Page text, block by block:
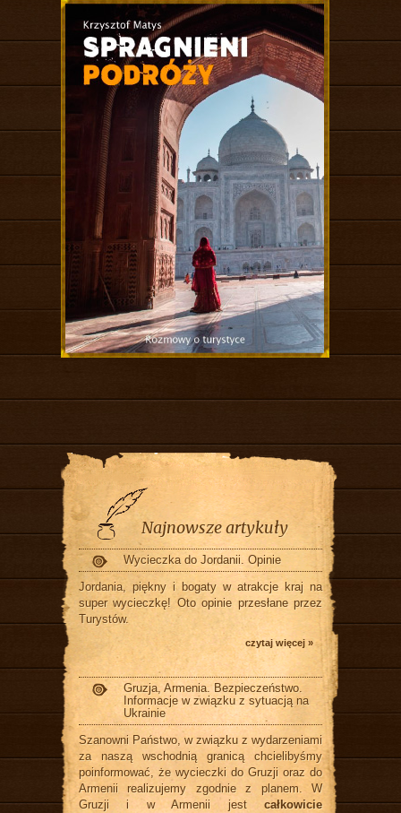
Najnowsze artykuły
Wycieczka do Jordanii. Opinie
Jordania, piękny i bogaty w atrakcje kraj na
super wycieczkę! Oto opinie przesłane przez
Turystów.
czytaj więcej »
Gruzja, Armenia. Bezpieczeństwo.
Informacje w związku z sytuacją na
Ukrainie
Szanowni Państwo, w związku z wydarzeniami
za naszą wschodnią granicą chcielibyśmy
poinformować, że wycieczki do Gruzji oraz do
Armenii realizujemy zgodnie z planem. W
Gruzji i w Armenii jest całkowicie